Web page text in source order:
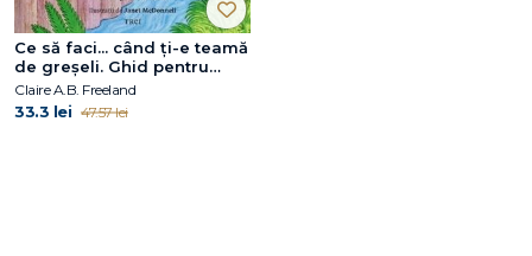
Ce să faci... când ți-e teamă
de greșeli. Ghid pentru
copiii care nu acceptă să fie
imperfecți
Claire A.B. Freeland
33.3 lei 47.57 lei